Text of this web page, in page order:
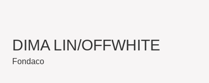
DIMA LIN/OFFWHITE
Fondaco